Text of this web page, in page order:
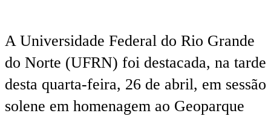
A Universidade Federal do Rio Grande
do Norte (UFRN) foi destacada, na tarde
desta quarta-feira, 26 de abril, em sessão
solene em homenagem ao Geoparque